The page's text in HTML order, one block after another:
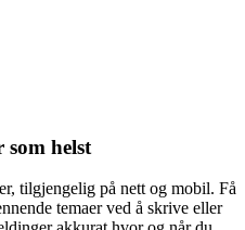
helst
tilgjengelig på nett og mobil. Få
temaer ved å skrive eller